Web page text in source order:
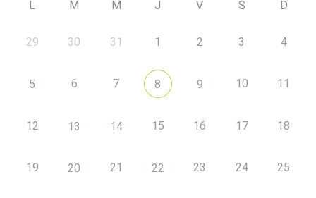
L M M J V S D
29 30 31 1 2 3 4
5 6 7 8 9 10 11
12 13 14 15 16 17 18
19 20 21 22 23 24 25